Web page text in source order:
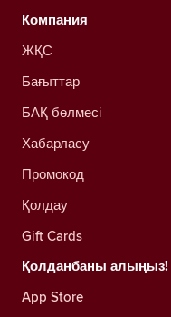
Компания
ЖҚС
Бағыттар
БАҚ бөлмесі
Хабарласу
Промокод
Қолдау
Gift Cards
Қолданбаны алыңыз!
App Store